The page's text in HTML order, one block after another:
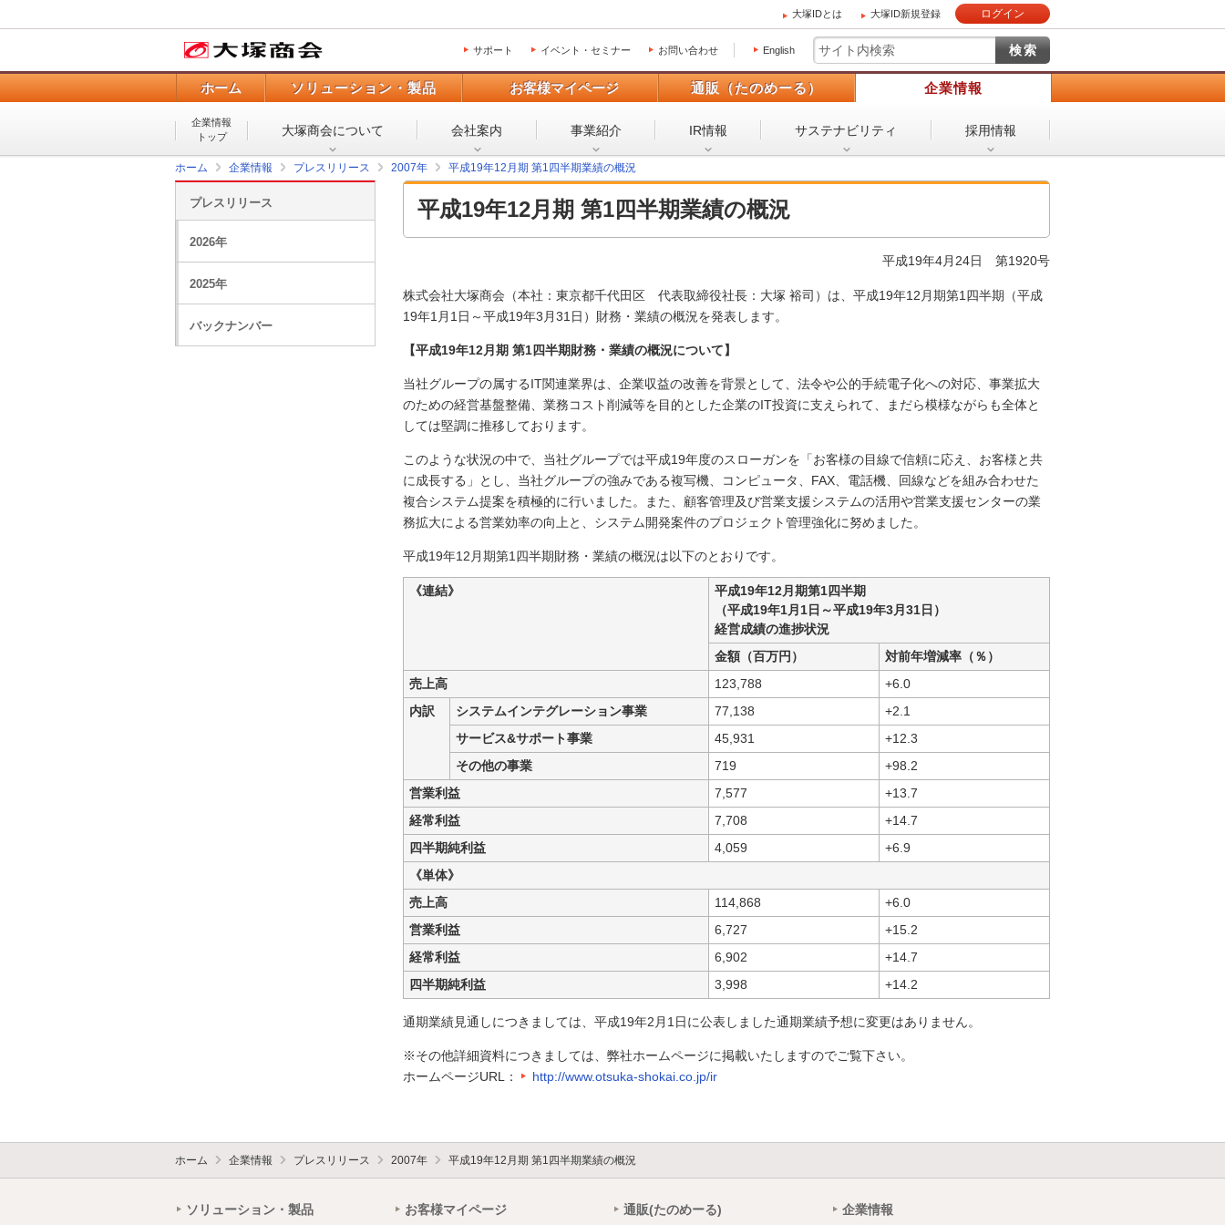
大塚IDとは 大塚ID新規登録 ログイン
サポート イベント・セミナー お問い合わせ English
ホーム ソリューション・製品 お客様マイページ 通販（たのめーる） 企業情報
企業情報
トップ
大塚商会について 会社案内 事業紹介 IR情報 サステナビリティ 採用情報
ホーム 企業情報 プレスリリース 2007年 平成19年12月期 第1四半期業績の概況
平成19年12月期 第1四半期業績の概況
平成19年4月24日 第1920号
株式会社大塚商会（本社：東京都千代田区 代表取締役社長：大塚 裕司）は、平成19年12月期第1四半期（平成
19年1月1日～平成19年3月31日）財務・業績の概況を発表します。
【平成19年12月期 第1四半期財務・業績の概況について】
当社グループの属するIT関連業界は、企業収益の改善を背景として、法令や公的手続電子化への対応、事業拡大
のための経営基盤整備、業務コスト削減等を目的とした企業のIT投資に支えられて、まだら模様ながらも全体と
しては堅調に推移しております。
このような状況の中で、当社グループでは平成19年度のスローガンを「お客様の目線で信頼に応え、お客様と共
に成長する」とし、当社グループの強みである複写機、コンピュータ、FAX、電話機、回線などを組み合わせた
複合システム提案を積極的に行いました。また、顧客管理及び営業支援システムの活用や営業支援センターの業
務拡大による営業効率の向上と、システム開発案件のプロジェクト管理強化に努めました。
平成19年12月期第1四半期財務・業績の概況は以下のとおりです。
《連結》
平成19年12月期第1四半期
（平成19年1月1日～平成19年3月31日）
経営成績の進捗状況
金額（百万円）
対前年増減率（％）
売上高
123,788
+6.0
内訳
システムインテグレーション事業 77,138
+2.1
サービス&サポート事業
45,931
+12.3
その他の事業
719
+98.2
営業利益
7,577
+13.7
経常利益
7,708
+14.7
四半期純利益
4,059
+6.9
《単体》
売上高
114,868
+6.0
営業利益
6,727
+15.2
経常利益
6,902
+14.7
四半期純利益
3,998 +14.2
通期業績見通しにつきましては、平成19年2月1日に公表しました通期業績予想に変更はありません。
※その他詳細資料につきましては、弊社ホームページに掲載いたしますのでご覧下さい。
ホームページURL：
http://www.otsuka-shokai.co.jp/ir
プレスリリース
2026年
2025年
バックナンバー
ホーム 企業情報 プレスリリース 2007年 平成19年12月期 第1四半期業績の概況
ソリューション・製品 お客様マイページ 通販(たのめーる) 企業情報